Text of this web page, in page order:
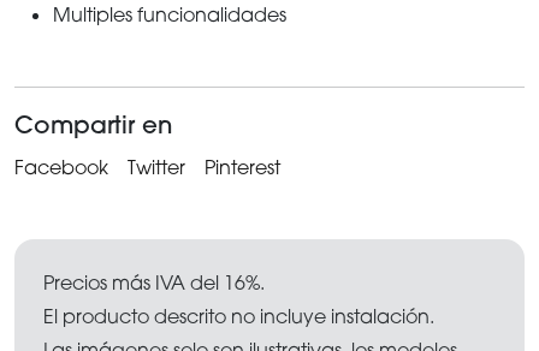
Multiples funcionalidades
Compartir en
Facebook Twitter Pinterest
Precios más IVA del 16%.
El producto descrito no incluye instalación.